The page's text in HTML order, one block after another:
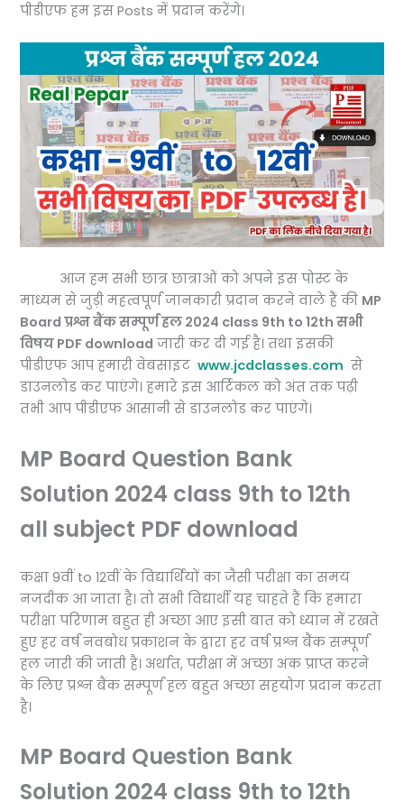
पीडीएफ हम इस Posts में प्रदान करेंगे।
आज हम सभी छात्र छात्राओं को अपने इस पोस्ट के
माध्यम से जुड़ी महत्वपूर्ण जानकारी प्रदान करने वाले हैं की MP
Board प्रश्न बैंक सम्पूर्ण हल 2024 class 9th to 12th सभी
विषय PDF download जारी कर दी गई है। तथा इसकी
पीडीएफ आप हमारी वेबसाइटwww.jcdclasses.com से
डाउनलोड कर पाएंगे। हमारे इस आर्टिकल को अंत तक पढ़ी
तभी आप पीडीएफ आसानी से डाउनलोड कर पाएंगे।
MP Board Question Bank
Solution 2024 class 9th to 12th
all subject PDF download
कक्षा 9वीं to 12वीं के विद्यार्थियों का जैसी परीक्षा का समय
नजदीक आ जाता है। तो सभी विद्यार्थी यह चाहते हैं कि हमारा
परीक्षा परिणाम बहुत ही अच्छा आए इसी बात को ध्यान में रखते
हुए हर वर्ष नवबोध प्रकाशन के द्वारा हर वर्ष प्रश्न बैंक सम्पूर्ण
हल जारी की जाती है। अर्थात, परीक्षा में अच्छा अंक प्राप्त करने
के लिए प्रश्न बैंक सम्पूर्ण हल बहुत अच्छा सहयोग प्रदान करता
है।
MP Board Question Bank
Solution 2024 class 9th to 12th